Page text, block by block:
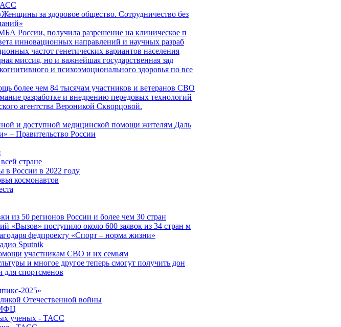
за здоровое общество. Сотрудничество без
России, получила разрешение на клиническое п
инновационных направлений и научных разраб
частот генетических вариантов населения
миссия, но и важнейшая государственная зад
и психоэмоционального здоровья по все
более чем 84 тысячам участников и ветеранов СВО
разработке и внедрению передовых технологий
агентства Вероникой Скворцовой.
и доступной медицинской помощи жителям Даль
– Правительство России
стране
в России в 2022 году
космонавтов
50 регионов России и более чем 30 стран
поступило около 600 заявок из 34 стран м
федпроекту «Спорт – норма жизни»
Sputnik
участникам СВО и их семьям
и многое другое теперь смогут получить дон
спортсменов
2025»
Отечественной войны
МФЦ
ученых - ТАСС